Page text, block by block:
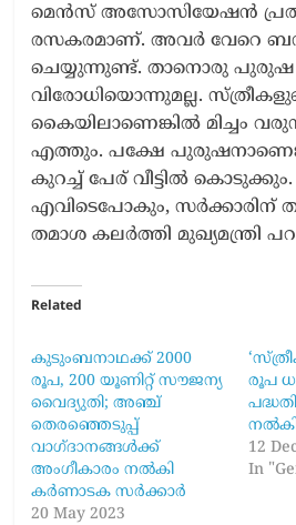
മെൻസ് അസോസിയേഷൻ
രസകരമാണ്. അവര്‍ വേറെ
ചെയ്യുന്നുണ്ട്. താനൊരു പുരുഷ
വിരോധിയൊന്നുമല്ല.
കൈയിലാണെങ്കിൽ മിച്ചം
എത്തും. പക്ഷേ
കുറച്ച് പേര് വീട്ടിൽ
എവിടെപോകും, സര്‍ക്കാരിന്
തമാശ കലർത്തി മുഖ്യമന്ത്രി
Related
കുടുംബനാഥക്ക് 2000
രൂപ, 200 യൂണിറ്റ് സൗജന്യ
വൈദ്യുതി; അഞ്ച്
തെരഞ്ഞെടുപ്പ്
വാഗ്ദാനങ്ങൾക്ക്
അംഗീകാരം നൽകി
കർണാടക സർക്കാർ
20 May 2023
രൂപ
12
In